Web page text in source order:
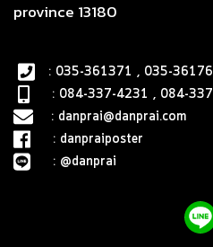
province 13180
: 035-361371 , 035-
: 084-337-4231 , 084-
: danprai@danprai.com
: danpraiposter
: @danprai